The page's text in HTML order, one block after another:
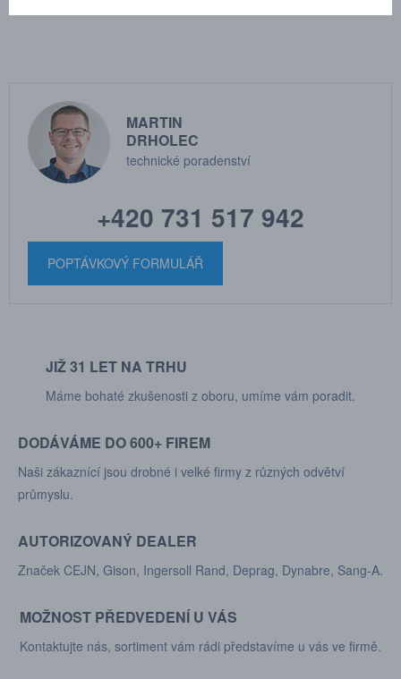
MARTIN
DRHOLEC
technické poradenství
+420 731 517 942
POPTÁVKOVÝ FORMULÁŘ
JIŽ 31 LET NA TRHU
Máme bohaté zkušenosti z oboru, umíme vám poradit.
DODÁVÁME DO 600+ FIREM
Naši zákaznící jsou drobné i velké firmy z různých odvětví
průmyslu.
AUTORIZOVANÝ DEALER
Značek CEJN, Gison, Ingersoll Rand, Deprag, Dynabre, Sang-A.
MOŽNOST PŘEDVEDENÍ U VÁS
Kontaktujte nás, sortiment vám rádi představíme u vás ve firmě.